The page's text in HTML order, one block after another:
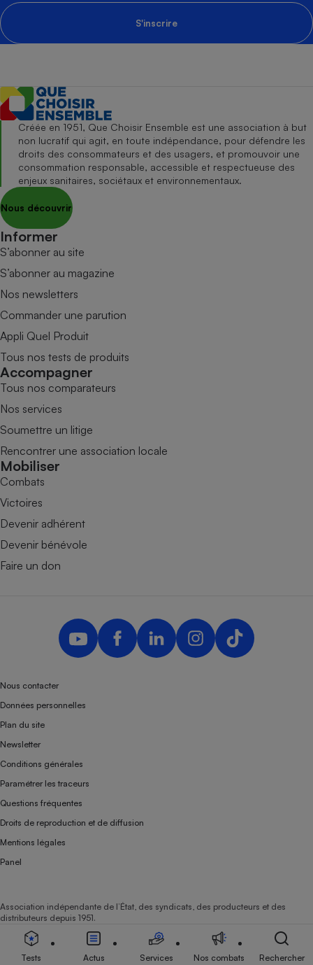
S'inscrire
Créée en 1951, Que Choisir Ensemble est une association à but
non lucratif qui agit, en toute indépendance, pour défendre les
droits des consommateurs et des usagers, et promouvoir une
consommation responsable, accessible et respectueuse des
enjeux sanitaires, sociétaux et environnementaux.
Nous découvrir
Informer
S’abonner au site
S’abonner au magazine
Nos newsletters
Commander une parution
Appli Quel Produit
Tous nos tests de produits
Accompagner
Tous nos comparateurs
Nos services
Soumettre un litige
Rencontrer une association locale
Mobiliser
Combats
Victoires
Devenir adhérent
Devenir bénévole
Faire un don
Nous contacter
Données personnelles
Plan du site
Newsletter
Conditions générales
Paramétrer les traceurs
Questions fréquentes
Droits de reproduction et de diffusion
Mentions légales
Panel
Association indépendante de l’État, des syndicats, des producteurs et des
distributeurs depuis 1951.
Tests Actus Services Nos combats Rechercher